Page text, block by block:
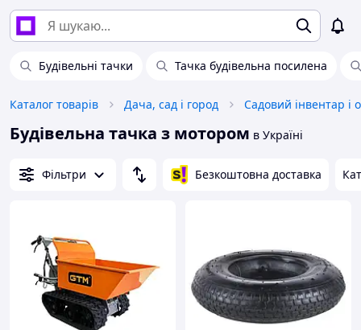
Будівельні тачки Тачка будівельна посилена
Каталог товарів Дача, сад і город Садовий інвентар і
Будівельна тачка з мотором в Україні
Фільтри Безкоштовна доставка